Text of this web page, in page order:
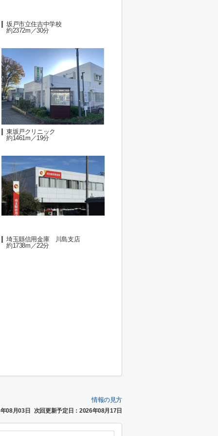
坂戸市立住吉中学校
約2372m／30分
東坂戸クリニック
約1461m／19分
埼玉縣信用金庫 川島支店
約1738m／22分
情報の見方
08月03日 次回更新予定日：2026年08月17日